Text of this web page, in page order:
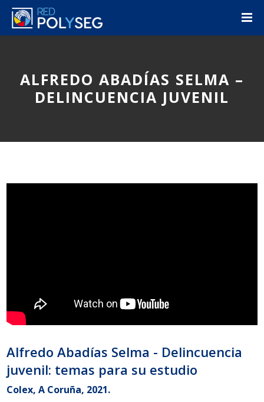
ALFREDO ABADÍAS SELMA –
DELINCUENCIA JUVENIL
Alfredo Abadías Selma - Delincuencia
juvenil: temas para su estudio
Colex, A Coruña, 2021.